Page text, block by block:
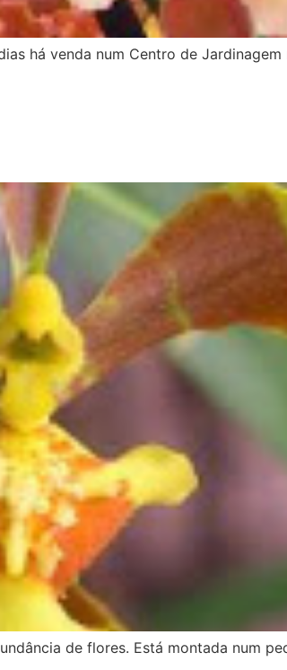
há venda num Centro de Jardinagem
de flores. Está montada num